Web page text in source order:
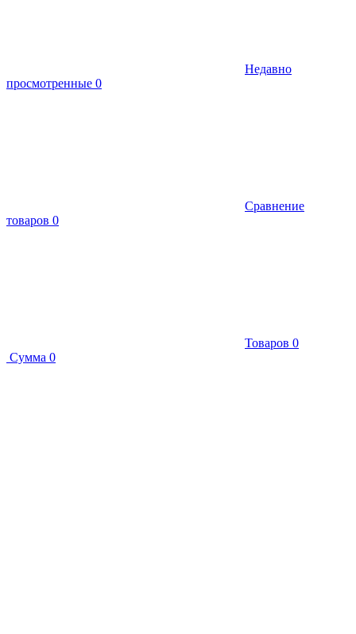
Недавно
просмотренные 0
Сравнение
товаров 0
Товаров 0
Сумма 0